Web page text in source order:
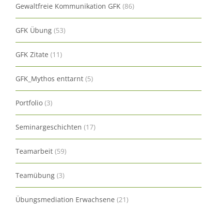
Gewaltfreie Kommunikation GFK (86)
GFK Übung (53)
GFK Zitate (11)
GFK_Mythos enttarnt (5)
Portfolio (3)
Seminargeschichten (17)
Teamarbeit (59)
Teamübung (3)
Übungsmediation Erwachsene (21)